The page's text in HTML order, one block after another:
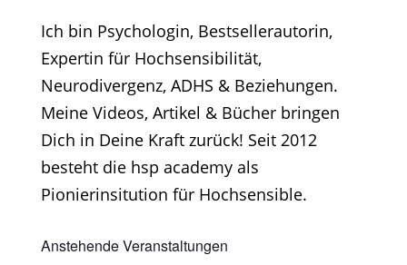
Ich bin Psychologin, Bestsellerautorin,
Expertin für Hochsensibilität,
Neurodivergenz, ADHS & Beziehungen.
Meine Videos, Artikel & Bücher bringen
Dich in Deine Kraft zurück! Seit 2012
besteht die hsp academy als
Pionierinsitution für Hochsensible.
Anstehende Veranstaltungen